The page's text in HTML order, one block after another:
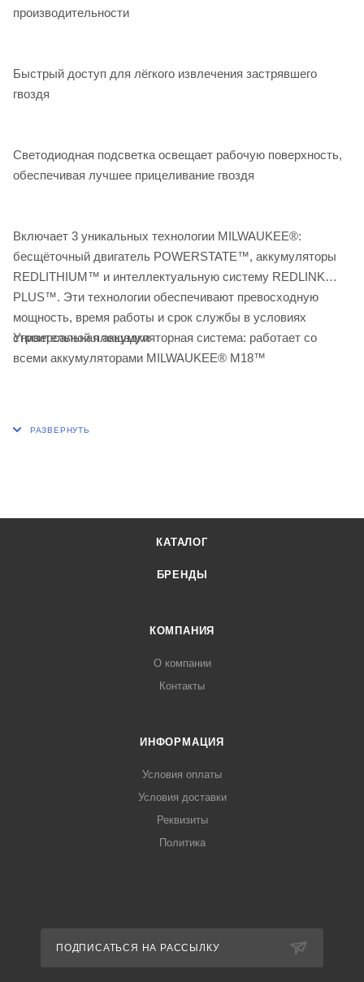
производительности
Быстрый доступ для лёгкого извлечения застрявшего
гвоздя
Светодиодная подсветка освещает рабочую поверхность,
обеспечивая лучшее прицеливание гвоздя
Включает 3 уникальных технологии MILWAUKEE®:
бесщёточный двигатель POWERSTATE™, аккумуляторы
REDLITHIUM™ и интеллектуальную систему REDLINK
PLUS™. Эти технологии обеспечивают превосходную
мощность, время работы и срок службы в условиях
строительной площадки
Универсальная аккумуляторная система: работает со
всеми аккумуляторами MILWAUKEE® M18™
КАТАЛОГ
БРЕНДЫ
КОМПАНИЯ
О компании
Контакты
ИНФОРМАЦИЯ
Условия оплаты
Условия доставки
Реквизиты
Политика
ПОДПИСАТЬСЯ НА РАССЫЛКУ